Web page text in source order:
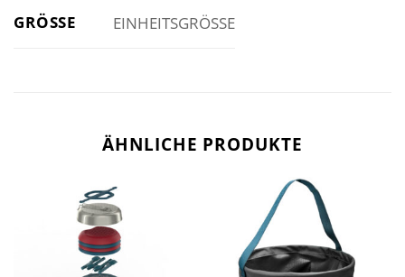
GRÖSSE EINHEITSGRÖSSE
ÄHNLICHE PRODUKTE